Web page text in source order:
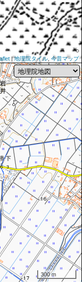
|地理院タイル 今昔マップ
300 m